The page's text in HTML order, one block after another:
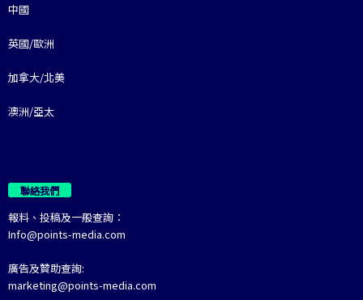
中國
英國/歐洲
加拿大/北美
澳洲/亞太
聯絡我們
報料、投稿及一般查詢：
Info@points-media.com
廣告及贊助查詢:
marketing@points-media.com